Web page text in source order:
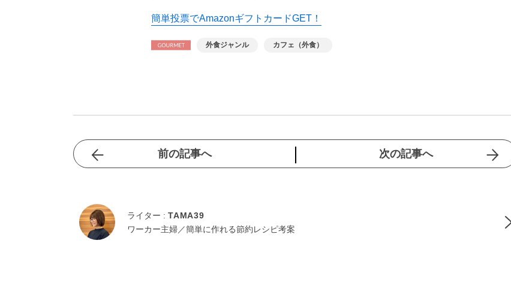
簡単投票でAmazonギフトカードGET！
外食ジャンル カフェ（外食）
前の記事へ 次の記事へ
ライター : TAMA39
ワーカー主婦／簡単に作れる節約レシピ考案